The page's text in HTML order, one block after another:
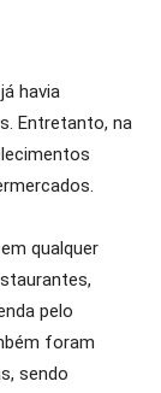
havia
Entretanto, na
qualquer
pelo
foram
sendo